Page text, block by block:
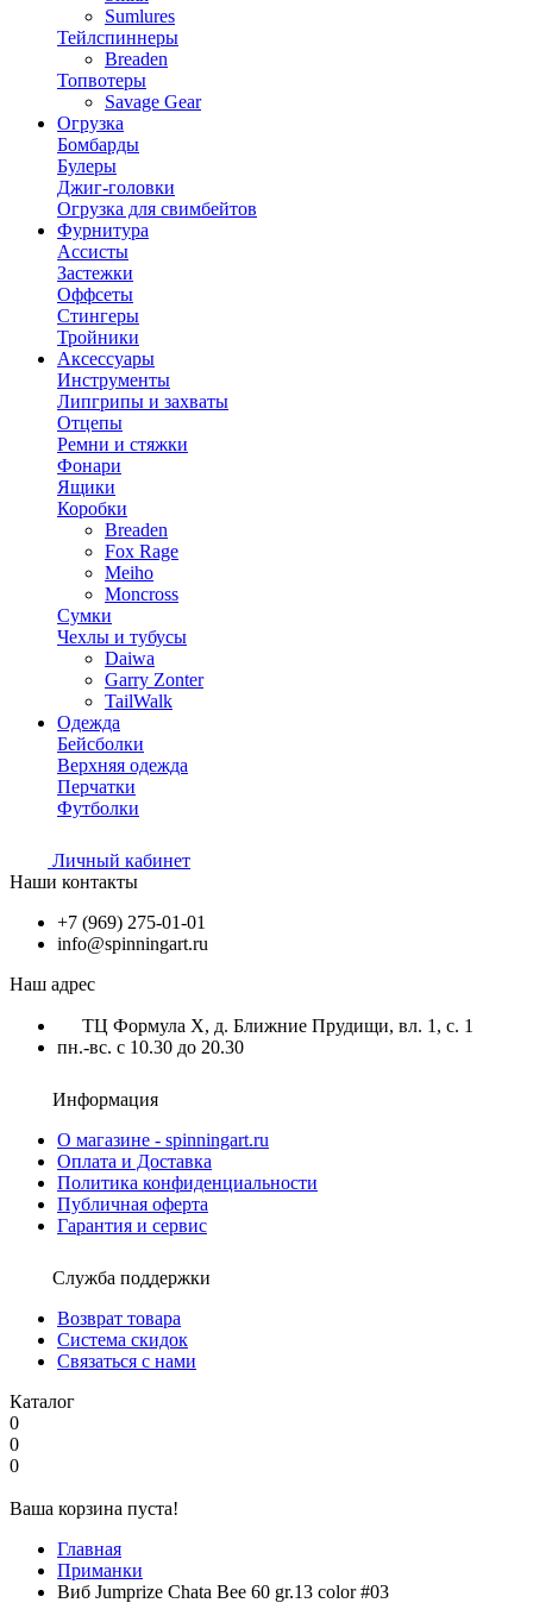
Sumlures
Тейлспиннеры
Breaden
Топвотеры
Savage Gear
Огрузка
Бомбарды
Булеры
Джиг-головки
Огрузка для свимбейтов
Фурнитура
Ассисты
Застежки
Оффсеты
Стингеры
Тройники
Аксессуары
Инструменты
Липгрипы и захваты
Отцепы
Ремни и стяжки
Фонари
Ящики
Коробки
Breaden
Fox Rage
Meiho
Moncross
Сумки
Чехлы и тубусы
Daiwa
Garry Zonter
TailWalk
Одежда
Бейсболки
Верхняя одежда
Перчатки
Футболки
Личный кабинет
Наши контакты
+7 (969) 275-01-01
info@spinningart.ru
Наш адрес
ТЦ Формула X, д. Ближние Прудищи, вл. 1, с. 1
пн.-вс. с 10.30 до 20.30
Информация
О магазине - spinningart.ru
Оплата и Доставка
Политика конфиденциальности
Публичная оферта
Гарантия и сервис
Служба поддержки
Возврат товара
Система скидок
Связаться с нами
Каталог
0
0
0
Ваша корзина пуста!
Главная
Приманки
Виб Jumprize Chata Bee 60 gr.13 color #03